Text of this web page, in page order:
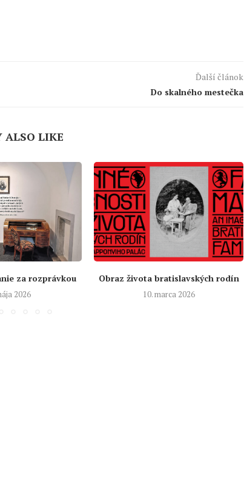
Ďalší článok
Do skalného mestečka
ALSO LIKE
za rozprávkou
2026
Obraz života bratislavských rodín
10. marca 2026